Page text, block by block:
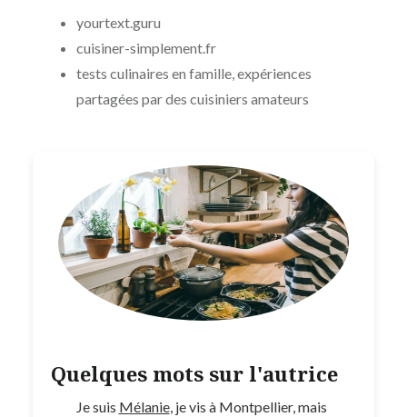
yourtext.guru
cuisiner-simplement.fr
tests culinaires en famille, expériences
partagées par des cuisiniers amateurs
Quelques mots sur l'autrice
Je suis Mélanie, je vis à Montpellier, mais